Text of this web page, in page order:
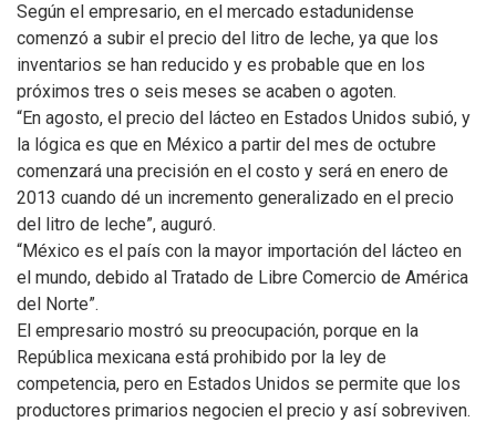
Según el empresario, en el mercado estadunidense
comenzó a subir el precio del litro de leche, ya que los
inventarios se han reducido y es probable que en los
próximos tres o seis meses se acaben o agoten.
“En agosto, el precio del lácteo en Estados Unidos subió, y
la lógica es que en México a partir del mes de octubre
comenzará una precisión en el costo y será en enero de
2013 cuando dé un incremento generalizado en el precio
del litro de leche”, auguró.
“México es el país con la mayor importación del lácteo en
el mundo, debido al Tratado de Libre Comercio de América
del Norte”.
El empresario mostró su preocupación, porque en la
República mexicana está prohibido por la ley de
competencia, pero en Estados Unidos se permite que los
productores primarios negocien el precio y así sobreviven.